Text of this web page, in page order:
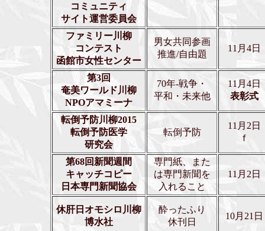
コミュニティ
サイト運営委員会
ファミリー川柳
コンテスト
函館市女性センター
男女共同参画
推進/自由題
11月4日
第3回
奄美ワールド川柳
NPOアマミーナ
70年-戦争・
平和・未来他
11月4日
表彰式
転倒予防川柳2015
転倒予防医学
研究会
転倒予防
11月2日
ｆ
第68回新聞週間
キャッチコピー
日本専門新聞協会
専門紙、また
は専門新聞を
入れること
11月2日
休肝日オモシロ川柳
博水社
酔ったふり
休刊日
10月21日